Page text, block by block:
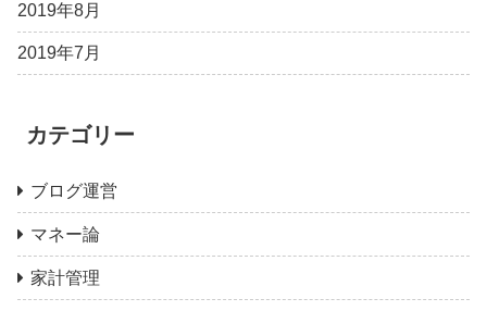
2019年8月
2019年7月
カテゴリー
ブログ運営
マネー論
家計管理